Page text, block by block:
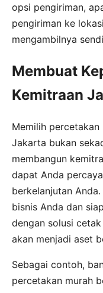
opsi pengiriman,
pengiriman ke
mengambilnya
Membuat
Kemitraan
Memilih
Jakarta bukan
membangun
dapat Anda
berkelanjutan
bisnis Anda dan
dengan solusi
akan menjadi aset
Sebagai contoh,
percetakan murah